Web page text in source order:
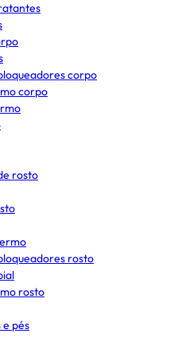
corpo
corpo
rosto
rosto
rosto
pés